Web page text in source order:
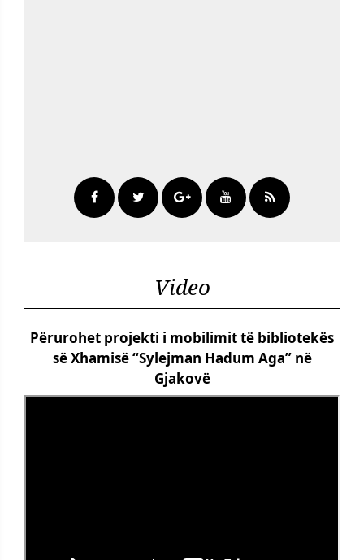
Video
Përurohet projekti i mobilimit të bibliotekës
së Xhamisë “Sylejman Hadum Aga” në
Gjakovë